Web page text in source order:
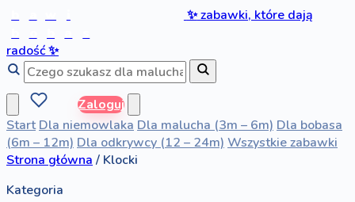
✨zabawki, które dają
radość✨
Zaloguj
Start Dla niemowlaka Dla malucha (3m – 6m) Dla bobasa
(6m – 12m) Dla odkrywcy (12 – 24m) Wszystkie zabawki
Strona główna / Klocki
Kategoria